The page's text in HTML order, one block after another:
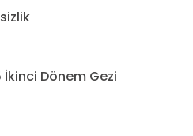
İkinci Dönem Gezi